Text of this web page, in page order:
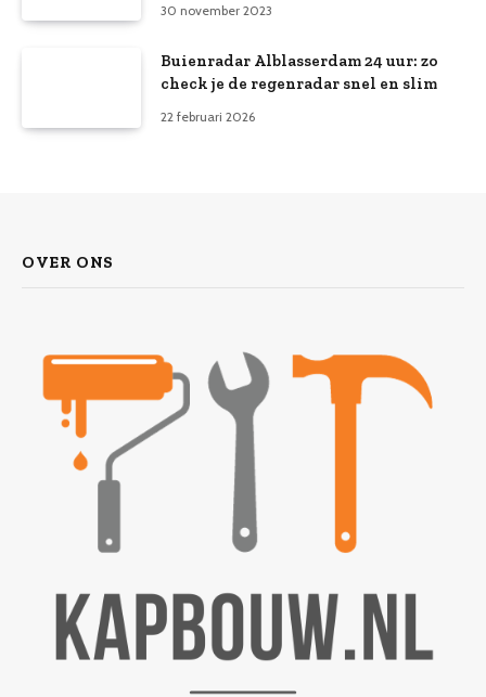
30 november 2023
Buienradar Alblasserdam 24 uur: zo
check je de regenradar snel en slim
22 februari 2026
OVER ONS